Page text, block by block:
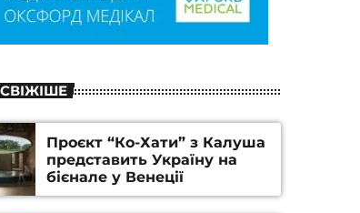
Проєкт “Ко-Хати” з Калуша
представить Україну на
бієнале у Венеції